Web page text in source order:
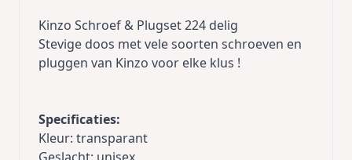
Kinzo Schroef & Plugset 224 delig
Stevige doos met vele soorten schroeven en
pluggen van Kinzo voor elke klus !
Specificaties:
Kleur: transparant